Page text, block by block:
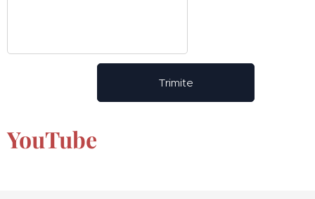
Trimite
YouTube